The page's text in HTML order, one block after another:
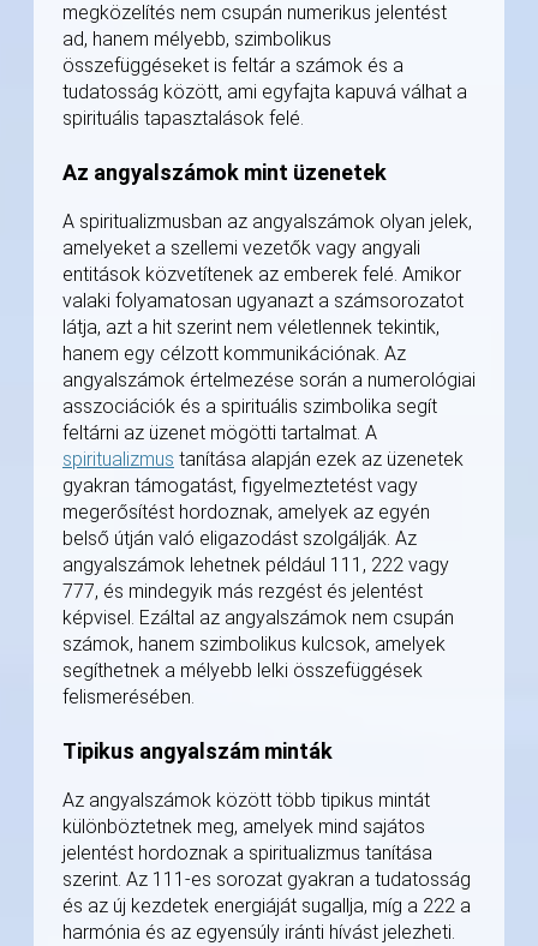
megközelítés nem csupán numerikus jelentést
ad, hanem mélyebb, szimbolikus
összefüggéseket is feltár a számok és a
tudatosság között, ami egyfajta kapuvá válhat a
spirituális tapasztalások felé.
Az angyalszámok mint üzenetek
A spiritualizmusban az angyalszámok olyan jelek,
amelyeket a szellemi vezetők vagy angyali
entitások közvetítenek az emberek felé. Amikor
valaki folyamatosan ugyanazt a számsorozatot
látja, azt a hit szerint nem véletlennek tekintik,
hanem egy célzott kommunikációnak. Az
angyalszámok értelmezése során a numerológiai
asszociációk és a spirituális szimbolika segít
feltárni az üzenet mögötti tartalmat. A
spiritualizmus tanítása alapján ezek az üzenetek
gyakran támogatást, figyelmeztetést vagy
megerősítést hordoznak, amelyek az egyén
belső útján való eligazodást szolgálják. Az
angyalszámok lehetnek például 111, 222 vagy
777, és mindegyik más rezgést és jelentést
képvisel. Ezáltal az angyalszámok nem csupán
számok, hanem szimbolikus kulcsok, amelyek
segíthetnek a mélyebb lelki összefüggések
felismerésében.
Tipikus angyalszám minták
Az angyalszámok között több tipikus mintát
különböztetnek meg, amelyek mind sajátos
jelentést hordoznak a spiritualizmus tanítása
szerint. Az 111-es sorozat gyakran a tudatosság
és az új kezdetek energiáját sugallja, míg a 222 a
harmónia és az egyensúly iránti hívást jelezheti.